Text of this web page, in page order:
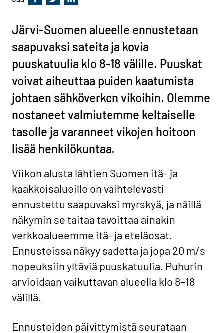
Järvi-Suomen alueelle ennustetaan
saapuvaksi sateita ja kovia
puuskatuulia klo 8-18 välille. Puuskat
voivat aiheuttaa puiden kaatumista
johtaen sähköverkon vikoihin. Olemme
nostaneet valmiutemme keltaiselle
tasolle ja varanneet vikojen hoitoon
lisää henkilökuntaa.
Viikon alusta lähtien Suomen itä- ja
kaakkoisalueille on vaihtelevasti
ennustettu saapuvaksi myrskyä, ja näillä
näkymin se taitaa tavoittaa ainakin
verkkoalueemme itä- ja eteläosat.
Ennusteissa näkyy sadetta ja jopa 20 m/s
nopeuksiin yltäviä puuskatuulia. Puhurin
arvioidaan vaikuttavan alueella klo 8–18
välillä.
Ennusteiden päivittymistä seurataan